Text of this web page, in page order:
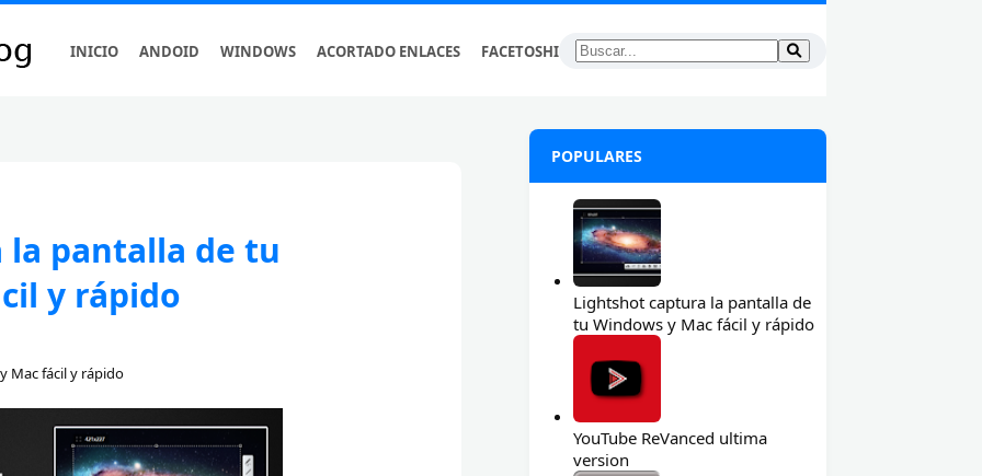
INICIO ANDOID WINDOWS ACORTADO ENLACES FACETOSHI
pantalla de tu
y rápido
Mac fácil y rápido
POPULARES
Lightshot captura la pantalla de
tu Windows y Mac fácil y rápido
YouTube ReVanced ultima
version